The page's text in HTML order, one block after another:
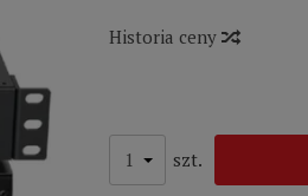
Historia ceny
szt.